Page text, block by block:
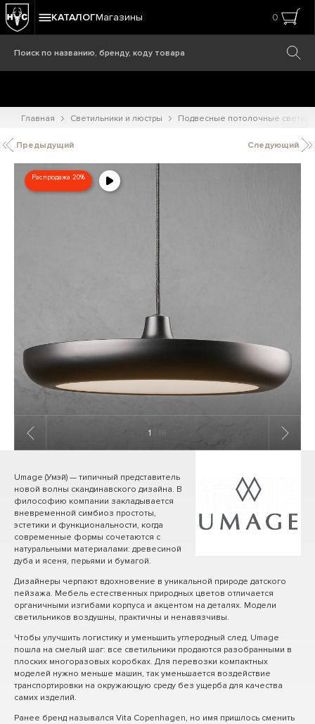
КАТАЛОГМагазины 0
Главная Светильники и люстры Подвесные потолочные
Предыдущий Следующий
Распродажа 20%
1 / 16
Umage (Умэй) — типичный представитель
новой волны скандинавского дизайна. В
философию компании закладывается
вневременной симбиоз простоты,
эстетики и функциональности, когда
современные формы сочетаются с
натуральными материалами: древесиной
дуба и ясеня, перьями и бумагой.
Дизайнеры черпают вдохновение в уникальной природе датского
пейзажа. Мебель естественных природных цветов отличается
органичными изгибами корпуса и акцентом на деталях. Модели
светильников воздушны, практичны и ненавязчивы.
Чтобы улучшить логистику и уменьшить углеродный след, Umage
пошла на смелый шаг: все светильники продаются разобранными в
плоских многоразовых коробках. Для перевозки компактных
моделей нужно меньше машин, так уменьшается воздействие
транспортировки на окружающую среду без ущерба для качества
самих изделий.
Ранее бренд назывался Vita Copenhagen, но имя пришлось сменить